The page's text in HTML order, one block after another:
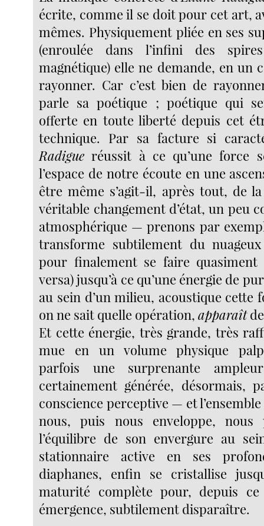
écrite, comme il se doit pour cet art,
mêmes. Physiquement pliée en ses
(enroulée dans l’infini des
magnétique) elle ne demande, en un
rayonner. Car c’est bien de
parle sa poétique ; poétique qui
offerte en toute liberté depuis cet
technique. Par sa facture si
Radigue réussit à ce qu’une force
l’espace de notre écoute en une
être même s’agit-il, après tout, de
véritable changement d’état, un peu
atmosphérique — prenons par
transforme subtilement du
pour finalement se faire
versa) jusqu’à ce qu’une énergie de
au sein d’un milieu, acoustique cette
on ne sait quelle opération,apparaît
Et cette énergie, très grande, très
mue en un volume physique
parfois une surprenante ampleur
certainement générée, désormais,
conscience perceptive — et
nous, puis nous enveloppe, nous
l’équilibre de son envergure au
stationnaire active en ses
diaphanes, enfin se cristallise
maturité complète pour, depuis
émergence, subtilement disparaître.